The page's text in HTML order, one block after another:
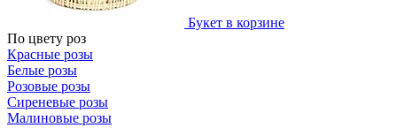
Букет в корзине
По цвету роз
Красные розы
Белые розы
Розовые розы
Сиреневые розы
Малиновые розы